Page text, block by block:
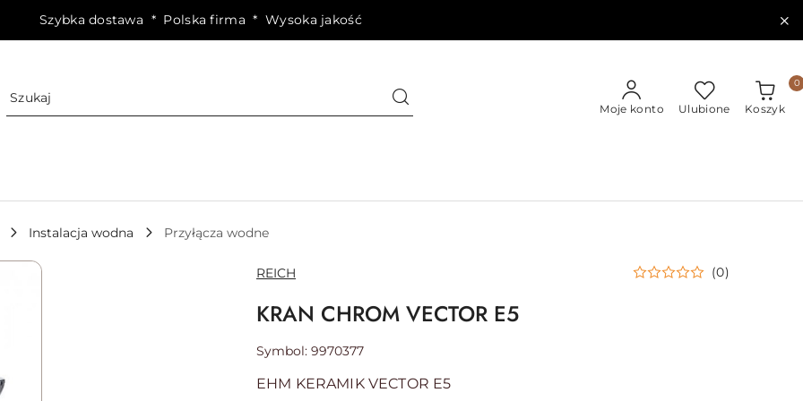
Szybka dostawa * Polska firma * Wysoka jakość
Moje konto Ulubione Koszyk
0
Instalacja wodna Przyłącza wodne
NAZWA
PRODUCENTA:
REICH (0)
KRAN CHROM VECTOR E5
Symbol: 9970377
EHM KERAMIK VECTOR E5